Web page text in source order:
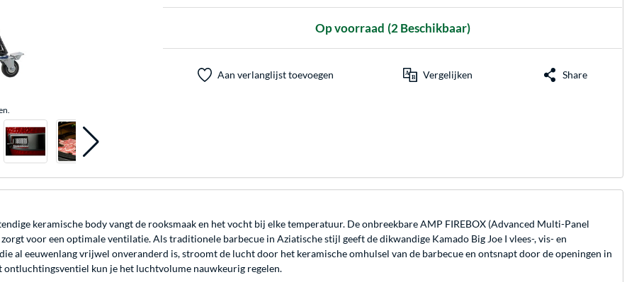
Op voorraad (2 Beschikbaar)
Aan verlanglijst toevoegen Vergelijken Share
keramische body vangt de rooksmaak en het vocht bij elke temperatuur. De onbreekbare AMP FIREBOX (Advanced Multi-Panel
voor een optimale ventilatie. Als traditionele barbecue in Aziatische stijl geeft de dikwandige Kamado Big Joe I vlees-, vis- en
al eeuwenlang vrijwel onveranderd is, stroomt de lucht door het keramische omhulsel van de barbecue en ontsnapt door de openingen in
kun je het luchtvolume nauwkeurig regelen.